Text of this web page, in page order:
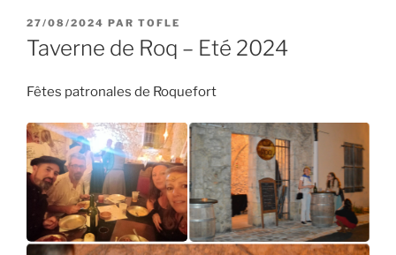
PUBLIÉ
LE
27/08/2024 PAR TOFLE
Taverne de Roq – Eté 2024
Fêtes patronales de Roquefort